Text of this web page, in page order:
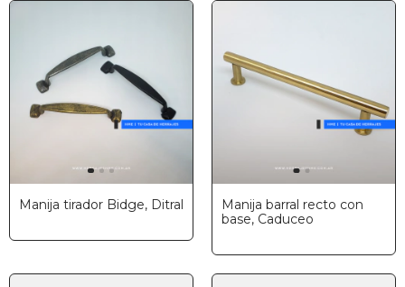
Manija tirador Bidge, Ditral
Manija barral recto con
base, Caduceo